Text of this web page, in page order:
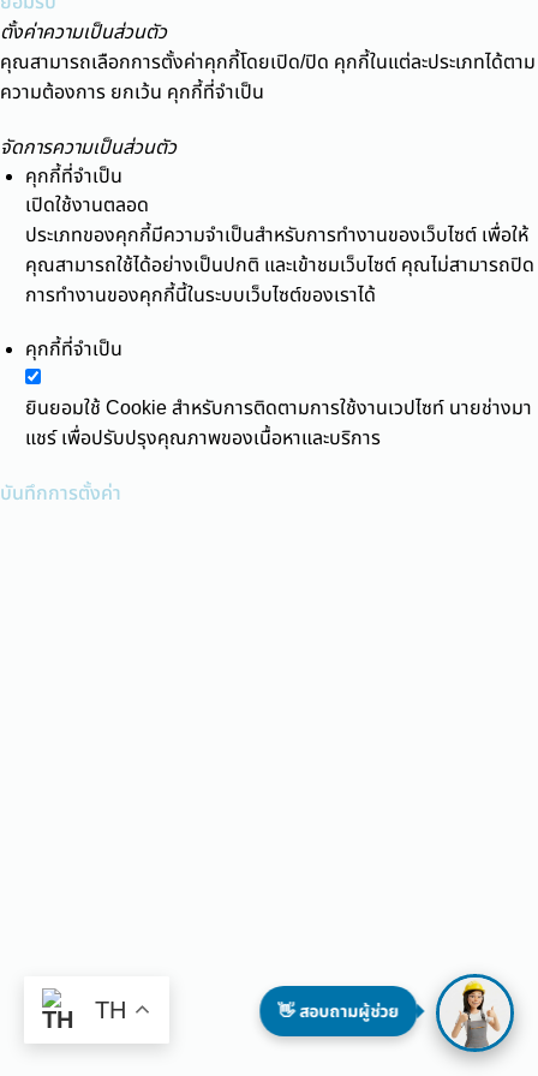
TH
ตั้งค่าความเป็นส่วนตัว
คุณสามารถเลือกการตั้งค่าคุกกี้โดยเปิด/ปิด คุกกี้ในแต่ละประเภทได้ตาม
ความต้องการ ยกเว้น คุกกี้ที่จำเป็น
จัดการความเป็นส่วนตัว
คุกกี้ที่จำเป็น
เปิดใช้งานตลอด
ประเภทของคุกกี้มีความจำเป็นสำหรับการทำงานของเว็บไซต์ เพื่อให้
คุณสามารถใช้ได้อย่างเป็นปกติ และเข้าชมเว็บไซต์ คุณไม่สามารถปิด
การทำงานของคุกกี้นี้ในระบบเว็บไซต์ของเราได้
คุกกี้ที่จำเป็น
ยินยอมใช้ Cookie สำหรับการติดตามการใช้งานเวปไซท์ นายช่างมา
แชร์ เพื่อปรับปรุงคุณภาพของเนื้อหาและบริการ
บันทึกการตั้งค่า
👋 สอบถามผู้ช่วย